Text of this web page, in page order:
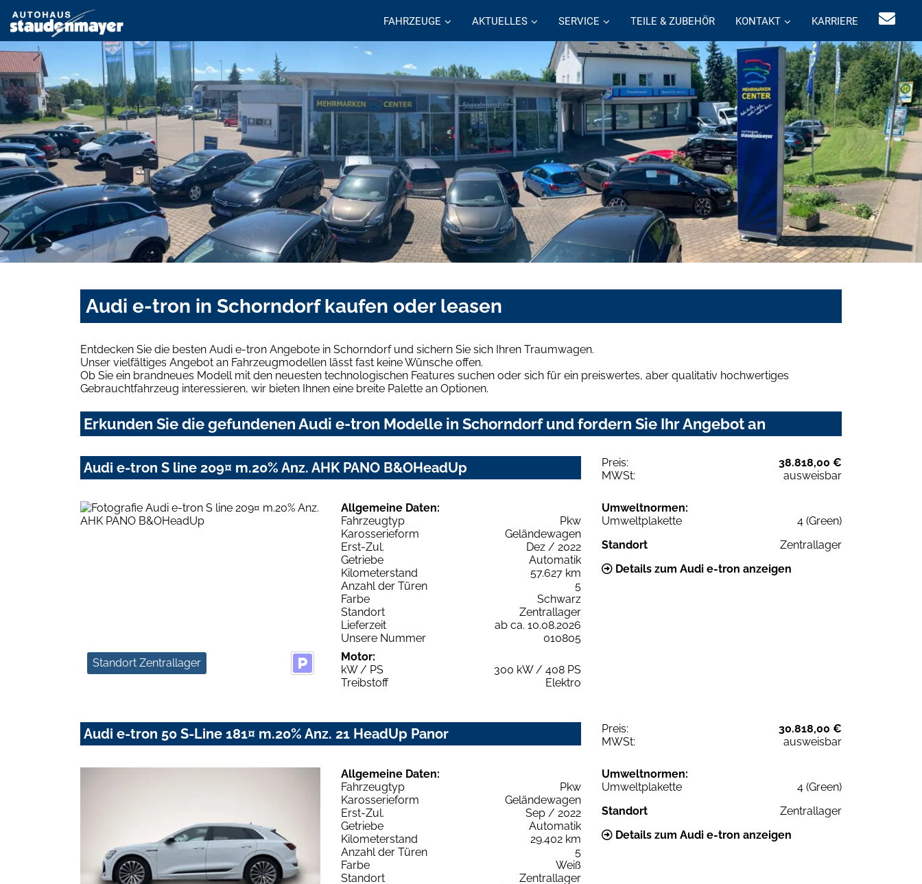
FAHRZEUGE AKTUELLES SERVICE TEILE & ZUBEHÖR KONTAKT KARRIERE
Audi e-tron in Schorndorf kaufen oder leasen
Entdecken Sie die besten Audi e-tron Angebote in Schorndorf und sichern Sie sich Ihren Traumwagen.
Unser vielfältiges Angebot an Fahrzeugmodellen lässt fast keine Wünsche offen.
Ob Sie ein brandneues Modell mit den neuesten technologischen Features suchen oder sich für ein preiswertes, aber qualitativ hochwertiges
Gebrauchtfahrzeug interessieren, wir bieten Ihnen eine breite Palette an Optionen.
Erkunden Sie die gefundenen Audi e-tron Modelle in Schorndorf und fordern Sie Ihr Angebot an
Audi e-tron S line 209¤ m.20% Anz. AHK PANO B&OHeadUp Preis:
38.818,00 €
MWSt:
ausweisbar
Standort Zentrallager
Allgemeine Daten:
Fahrzeugtyp
Pkw
Karosserieform
Geländewagen
Erst-Zul.
Dez / 2022
Getriebe
Automatik
Kilometerstand
57.627 km
Anzahl der Türen
5
Farbe
Schwarz
Standort
Zentrallager
Lieferzeit
ab ca. 10.08.2026
Unsere Nummer
010805
Motor:
kW / PS
300 kW / 408 PS
Treibstoff
Elektro
Umweltnormen:
Umweltplakette
4 (Green)
Standort
Zentrallager
Details zum Audi e-tron anzeigen
Audi e-tron 50 S-Line 181¤ m.20% Anz. 21 HeadUp Panor Preis:
30.818,00 €
MWSt:
ausweisbar
Allgemeine Daten:
Fahrzeugtyp
Pkw
Karosserieform
Geländewagen
Erst-Zul.
Sep / 2022
Getriebe
Automatik
Kilometerstand
29.402 km
Anzahl der Türen
5
Farbe
Weiß
Standort
Zentrallager
Umweltnormen:
Umweltplakette
4 (Green)
Standort
Zentrallager
Details zum Audi e-tron anzeigen